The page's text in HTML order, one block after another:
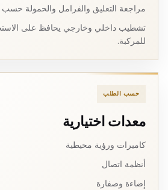
مراجعة التعليق والفرامل والحمولة حسب
تشطيب داخلي وخارجي يحافظ على
للمركبة.
حسب الطلب
معدات اختيارية
كاميرات ورؤية محيطية
أنظمة اتصال
إضاءة وصفارة